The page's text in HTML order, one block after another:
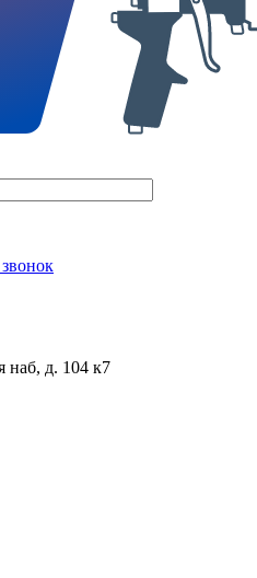
наб, д. 104 к7